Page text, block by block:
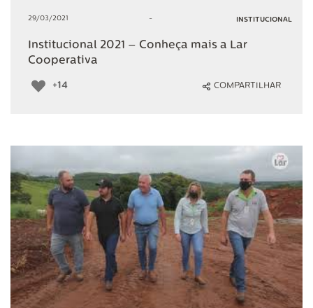
29/03/2021 - INSTITUCIONAL
Institucional 2021 – Conheça mais a Lar
Cooperativa
+14 COMPARTILHAR